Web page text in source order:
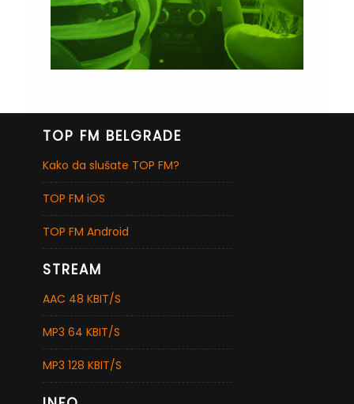
TOP FM BELGRADE
Kako da slušate TOP FM?
TOP FM iOS
TOP FM Android
STREAM
AAC 48 KBIT/S
MP3 64 KBIT/S
MP3 128 KBIT/S